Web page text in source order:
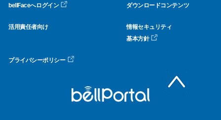
bellFaceへログイン ダウンロードコンテンツ
活用責任者向け
情報セキュリティ
基本方針
プライバシーポリシー